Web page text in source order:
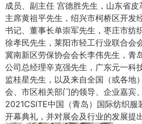
成员、副主任 宫德胜先生，山东省
主席黄祖平先生，绍兴市柯桥区开发
书记、董事长单崇军先生，枣庄市纺
徐孝民先生，莱阳市轻工行业联合会
冀南新区劳保协会会长李伟先生，青
公司总经理辛克强先生，广东元一科
监桂星先生，以及来自全国（或各地
会、市区相关部门的领导、企业嘉宾
2021CSITE中国（青岛）国际纺织服
开幕典礼，并对展会及行业的发展提